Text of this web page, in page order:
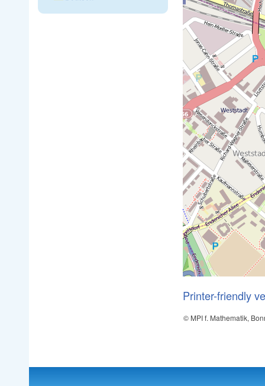
Printer-friendly
© MPI f. Mathematik,